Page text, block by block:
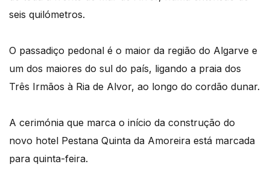
seis quilómetros.
O passadiço pedonal é o maior da região do Algarve e
um dos maiores do sul do país, ligando a praia dos
Três Irmãos à Ria de Alvor, ao longo do cordão dunar.
A cerimónia que marca o início da construção do
novo hotel Pestana Quinta da Amoreira está marcada
para quinta-feira.